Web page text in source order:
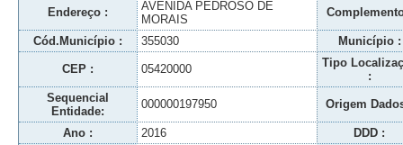
Endereço :
AVENIDA PEDROSO DE
MORAIS
Cód.Município : 355030 Município :
CEP : 05420000
Tipo
:
Sequencial
Entidade:
000000197950 Origem
Ano : 2016 DDD :